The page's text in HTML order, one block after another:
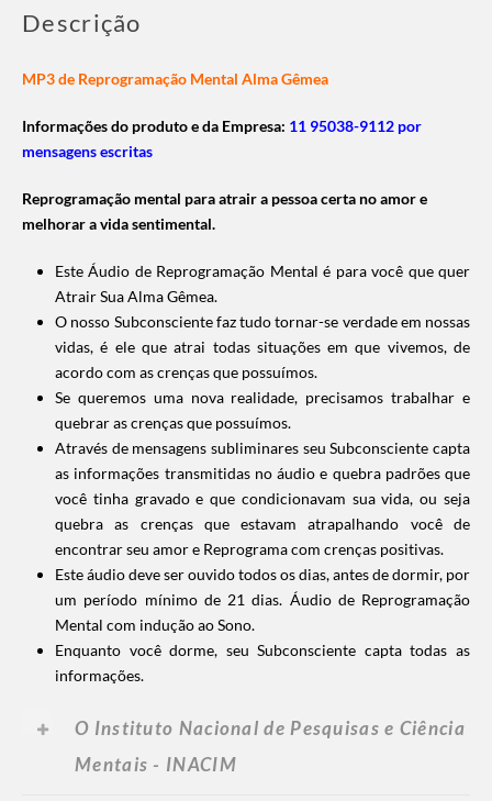
Descrição
MP3 de Reprogramação Mental Alma Gêmea
Informações do produto e da Empresa: 11 95038-9112 por
mensagens escritas
Reprogramação mental para atrair a pessoa certa no amor e
melhorar a vida sentimental.
Este Áudio de Reprogramação Mental é para você que quer
Atrair Sua Alma Gêmea.
O nosso Subconsciente faz tudo tornar-se verdade em nossas
vidas, é ele que atrai todas situações em que vivemos, de
acordo com as crenças que possuímos.
Se queremos uma nova realidade, precisamos trabalhar e
quebrar as crenças que possuímos.
Através de mensagens subliminares seu Subconsciente capta
as informações transmitidas no áudio e quebra padrões que
você tinha gravado e que condicionavam sua vida, ou seja
quebra as crenças que estavam atrapalhando você de
encontrar seu amor e Reprograma com crenças positivas.
Este áudio deve ser ouvido todos os dias, antes de dormir, por
um período mínimo de 21 dias. Áudio de Reprogramação
Mental com indução ao Sono.
Enquanto você dorme, seu Subconsciente capta todas as
informações.
O Instituto Nacional de Pesquisas e Ciência
Mentais - INACIM